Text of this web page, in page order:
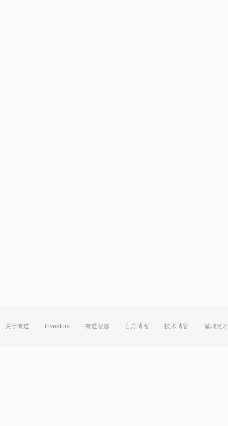
关于有道 Investors 有道智选 官方博客 技术博客 诚聘英才